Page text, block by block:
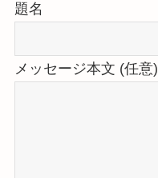
題名
メッセージ本文 (任意)